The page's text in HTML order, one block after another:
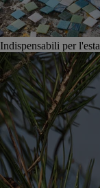
Indispensabili per